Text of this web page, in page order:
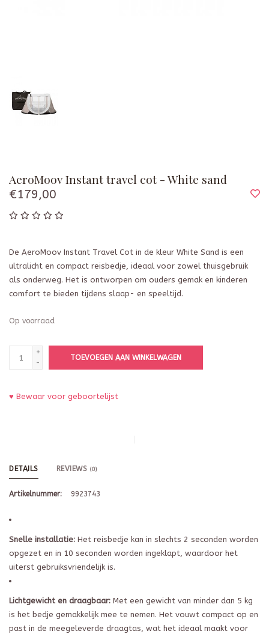
AeroMoov Instant travel cot - White sand
€179,00
De AeroMoov Instant Travel Cot in de kleur White Sand is een
ultralicht en compact reisbedje, ideaal voor zowel thuisgebruik
als onderweg. Het is ontworpen om ouders gemak en kinderen
comfort te bieden tijdens slaap- en speeltijd.
Op voorraad
+
-
TOEVOEGEN AAN WINKELWAGEN
♥ Bewaar voor geboortelijst
DETAILS REVIEWS (0)
Artikelnummer: 9923743
Snelle installatie: Het reisbedje kan in slechts 2 seconden worden
opgezet en in 10 seconden worden ingeklapt, waardoor het
uiterst gebruiksvriendelijk is.
Lichtgewicht en draagbaar: Met een gewicht van minder dan 5 kg
is het bedje gemakkelijk mee te nemen. Het vouwt compact op en
past in de meegeleverde draagtas, wat het ideaal maakt voor